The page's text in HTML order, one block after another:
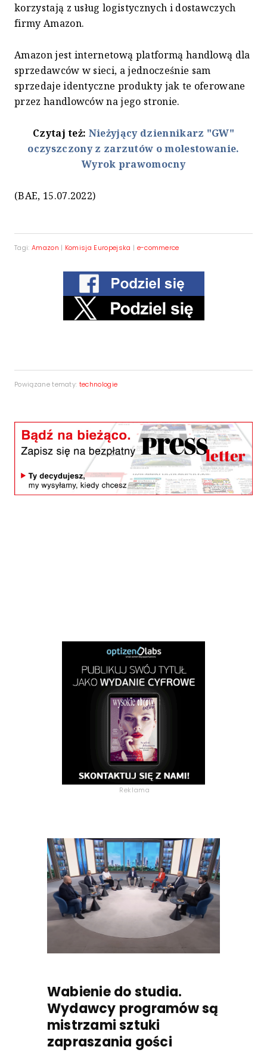
korzystają z usług logistycznych i dostawczych
firmy Amazon.
Amazon jest internetową platformą handlową dla
sprzedawców w sieci, a jednocześnie sam
sprzedaje identyczne produkty jak te oferowane
przez handlowców na jego stronie.
Czytaj też: Nieżyjący dziennikarz "GW"
oczyszczony z zarzutów o molestowanie.
Wyrok prawomocny
(BAE, 15.07.2022)
Tagi: Amazon | Komisja Europejska | e-commerce
Powiązane tematy: technologie
Reklama
Wabienie do studia.
Wydawcy programów są
mistrzami sztuki
zapraszania gości